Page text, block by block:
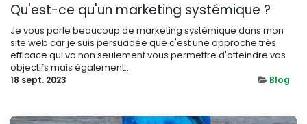
Qu'est-ce qu'un marketing systémique ?
Je vous parle beaucoup de marketing systémique dans mon
site web car je suis persuadée que c'est une approche très
efficace qui va non seulement vous permettre d'atteindre vos
objectifs mais également...
18 sept. 2023 Blog